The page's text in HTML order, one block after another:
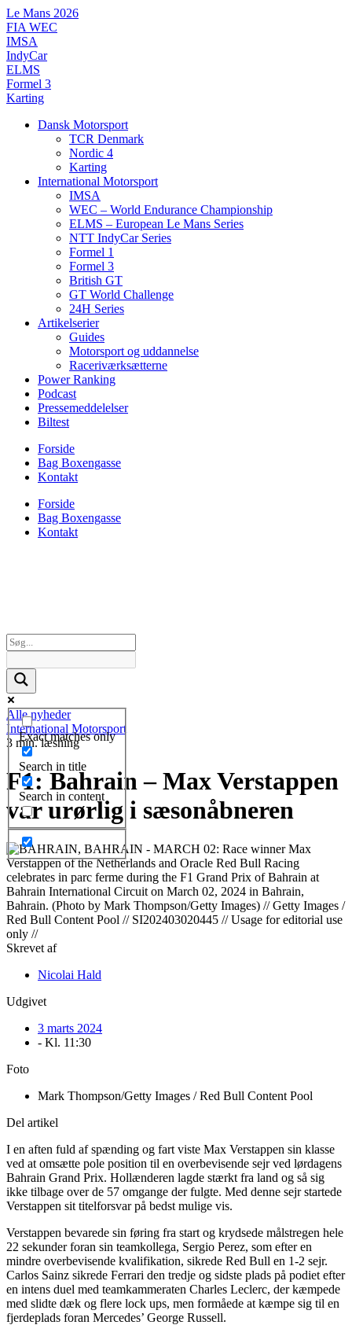
Videre
til
indhold
Le Mans 2026
FIA WEC
IMSA
IndyCar
ELMS
Formel 3
Karting
Dansk Motorsport
TCR Denmark
Nordic 4
Karting
International Motorsport
IMSA
WEC – World Endurance Championship
ELMS – European Le Mans Series
NTT IndyCar Series
Formel 1
Formel 3
British GT
GT World Challenge
24H Series
Artikelserier
Guides
Motorsport og uddannelse
Raceriværksætterne
Power Ranking
Podcast
Pressemeddelelser
Biltest
Forside
Bag Boxengasse
Kontakt
Forside
Bag Boxengasse
Kontakt
Exact matches only
Search in title
Search in content
Alle nyheder
International Motorsport
3 min. læsning
F1: Bahrain – Max Verstappen
var urørlig i sæsonåbneren
Skrevet af
Nicolai Hald
Udgivet
3 marts 2024
- Kl. 11:30
Foto
Mark Thompson/Getty Images / Red Bull Content Pool
Del artikel
I en aften fuld af spænding og fart viste Max Verstappen sin klasse
ved at omsætte pole position til en overbevisende sejr ved lørdagens
Bahrain Grand Prix. Hollænderen lagde stærkt fra land og så sig
ikke tilbage over de 57 omgange der fulgte. Med denne sejr startede
Verstappen sit titelforsvar på bedst mulige vis.
Verstappen bevarede sin føring fra start og krydsede målstregen hele
22 sekunder foran sin teamkollega, Sergio Perez, som efter en
mindre overbevisende kvalifikation, sikrede Red Bull en 1-2 sejr.
Carlos Sainz sikrede Ferrari den tredje og sidste plads på podiet efter
en intens duel med teamkammeraten Charles Leclerc, der kæmpede
med slidte dæk og flere lock ups, men formåede at kæmpe sig til en
fjerdeplads foran Mercedes’ George Russell.